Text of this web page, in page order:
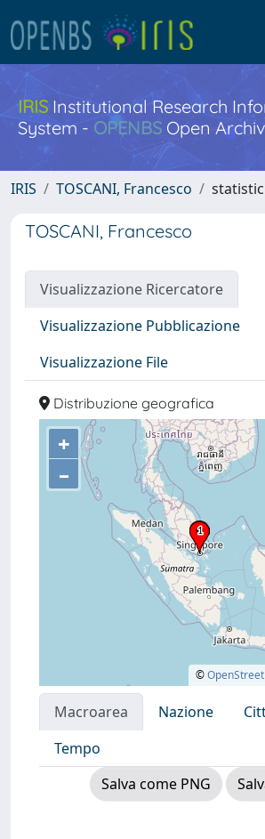
IRISInstitutional Research
System - OPENBS Open
IRIS TOSCANI, Francesco
TOSCANI, Francesco
Visualizzazione Ricercatore
Visualizzazione Pubblicazione
Visualizzazione File
Distribuzione geografica
+
–
©
Macroarea Nazione
Tempo
Salva come PNG